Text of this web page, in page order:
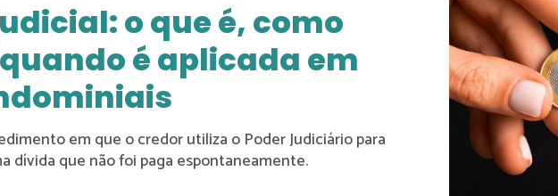
o que é, como
é aplicada em
em que o credor utiliza o Poder Judiciário para
dívida que não foi paga espontaneamente.